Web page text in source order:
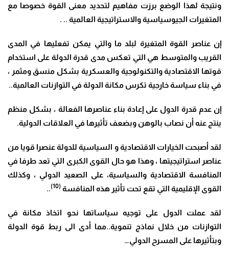
ونتيجة لهذا الوضع برزت مفاهيم لتحديد معنى القوة خصوصا مع
المتغيرات الجيوسياسية والاستراتيجية العالمية .. .
إن عناصر القوة المتغيرة لبلد ما والتي يمكن تفعليها في المدى
القريب والمتوسط هي التي تعكس مدى قدرة الدولة على استخدام
قوتها الاقتصادية والتكنولوجية والعسكرية بشكل منسق ومثمر ،
في بناء سياسة خارجية تكرس مكانة الدولة في التوازنات العالمية..
إن عدم قدرة الدول على إعادة بناء عناصرها الفعالة ، بشكل منظم
ينتج عنه أن نصاب بالوهن وبضعف تأثيرها في العلاقات الدولية.
لقد أصبحت الخيارات الاقتصادية و السياسية للدولة عنصرا قويا من
عناصر استراتيجيتها ، وهذا هو حال القوى الكبرى التي تعد طرفا في
المنافسة الاقتصادية والسياسية، على الصعيد الدولي ، وكذلك
القوى الإقليمية التي تقع تحت تأثير هذه المنافسة (10)
..
لقد عملت الدول على توجيه سياساتها نحو اتخاذ مكانة في
التوازنات من خلال نماذج تنموية..مما أدى الى ربط قوة الدولة
وبتأثيرها على المسرح الدولي…